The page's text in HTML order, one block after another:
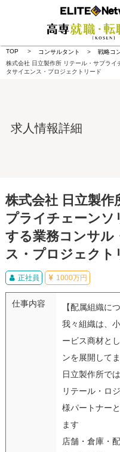
TOP コンサルタント
戦略コ
株式会社 日立製作所 リテール・サプラ
タサイエンス・プロジェクトリード
求人情報詳細
株式会社 日立製作
プライチェーンソ
する業務コンサル
ス・プロジェクト
正社員 1000万円
仕事内容
【配属組織に
我々組織は、
ービス商材と
ンを展開して
日立製作所で
リテール・ロ
様パートナー
ます
店舗・倉庫・